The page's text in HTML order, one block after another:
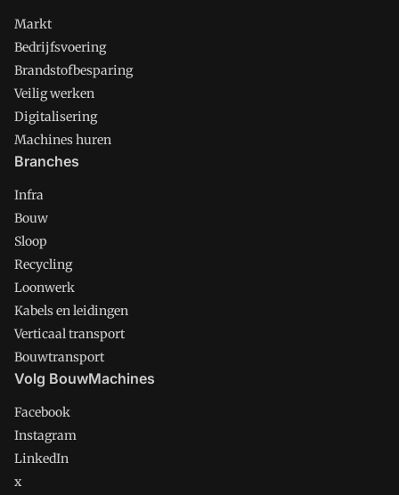
Markt
Bedrijfsvoering
Brandstofbesparing
Veilig werken
Digitalisering
Machines huren
Branches
Infra
Bouw
Sloop
Recycling
Loonwerk
Kabels en leidingen
Verticaal transport
Bouwtransport
Volg BouwMachines
Facebook
Instagram
LinkedIn
x